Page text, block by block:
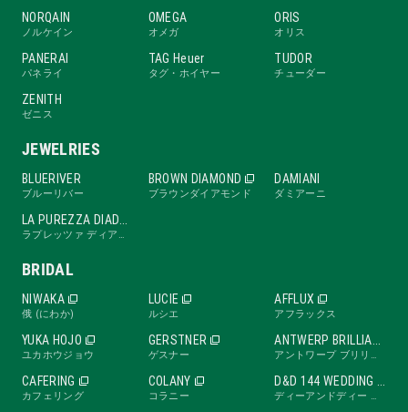
NORQAIN
ノルケイン
OMEGA
オメガ
ORIS
オリス
PANERAI
パネライ
TAG Heuer
タグ・ホイヤー
TUDOR
チューダー
ZENITH
ゼニス
JEWELRIES
BLUERIVER
ブルーリバー
BROWN DIAMOND
ブラウンダイアモンド
DAMIANI
ダミアーニ
LA PUREZZA DIADE
ラプレッツァ ディアーデ
BRIDAL
NIWAKA
俄 (にわか)
LUCIE
ルシエ
AFFLUX
アフラックス
YUKA HOJO
ユカホウジョウ
GERSTNER
ゲスナー
ANTWERP BRILLIANT
アントワープ ブリリアント
CAFERING
カフェリング
COLANY
コラニー
D&D 144 WEDDING BAND
ディーアンドディー ワンフォーティーフォー ウェディングバンド